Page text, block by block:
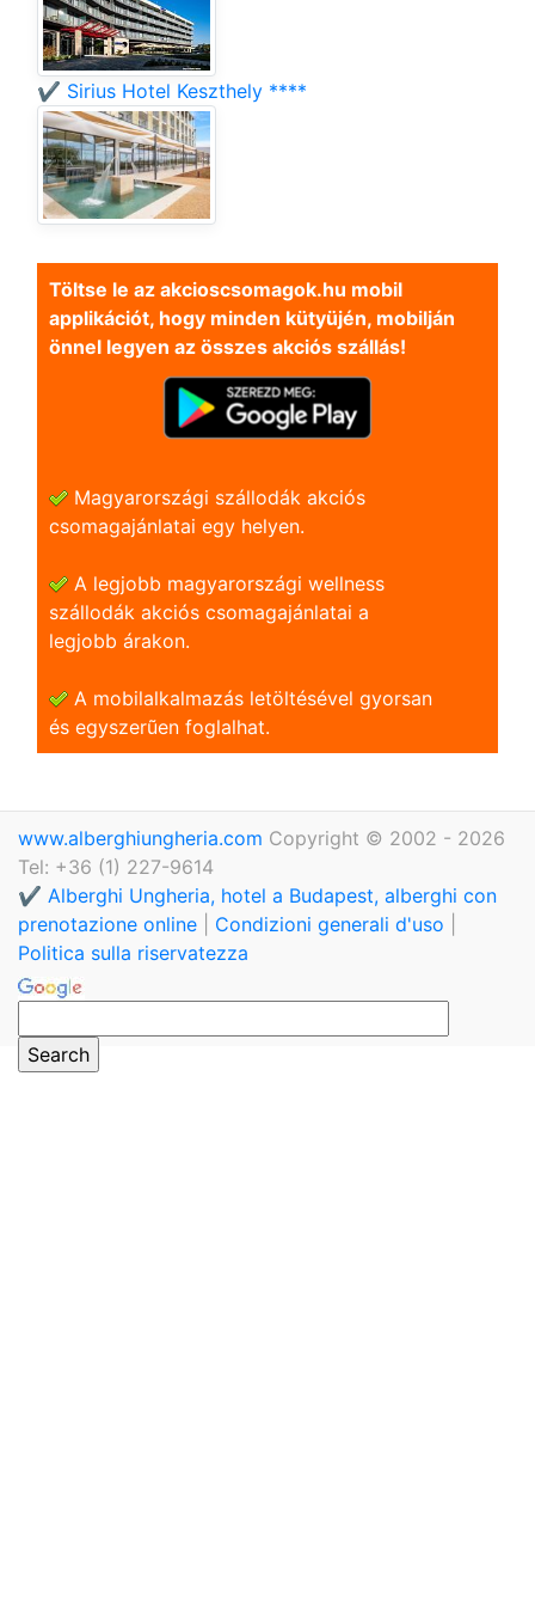
✔️ Sirius Hotel Keszthely ****
Töltse le az akcioscsomagok.hu mobil
applikációt, hogy minden kütyüjén, mobilján
önnel legyen az összes akciós szállás!
Magyarországi szállodák akciós
csomagajánlatai egy helyen.
A legjobb magyarországi wellness
szállodák akciós csomagajánlatai a
legjobb árakon.
A mobilalkalmazás letöltésével gyorsan
és egyszerũen foglalhat.
www.alberghiungheria.com Copyright © 2002 - 2026
Tel: +36 (1) 227-9614
✔️ Alberghi Ungheria, hotel a Budapest, alberghi con
prenotazione online
Condizioni generali d'uso
Politica sulla riservatezza